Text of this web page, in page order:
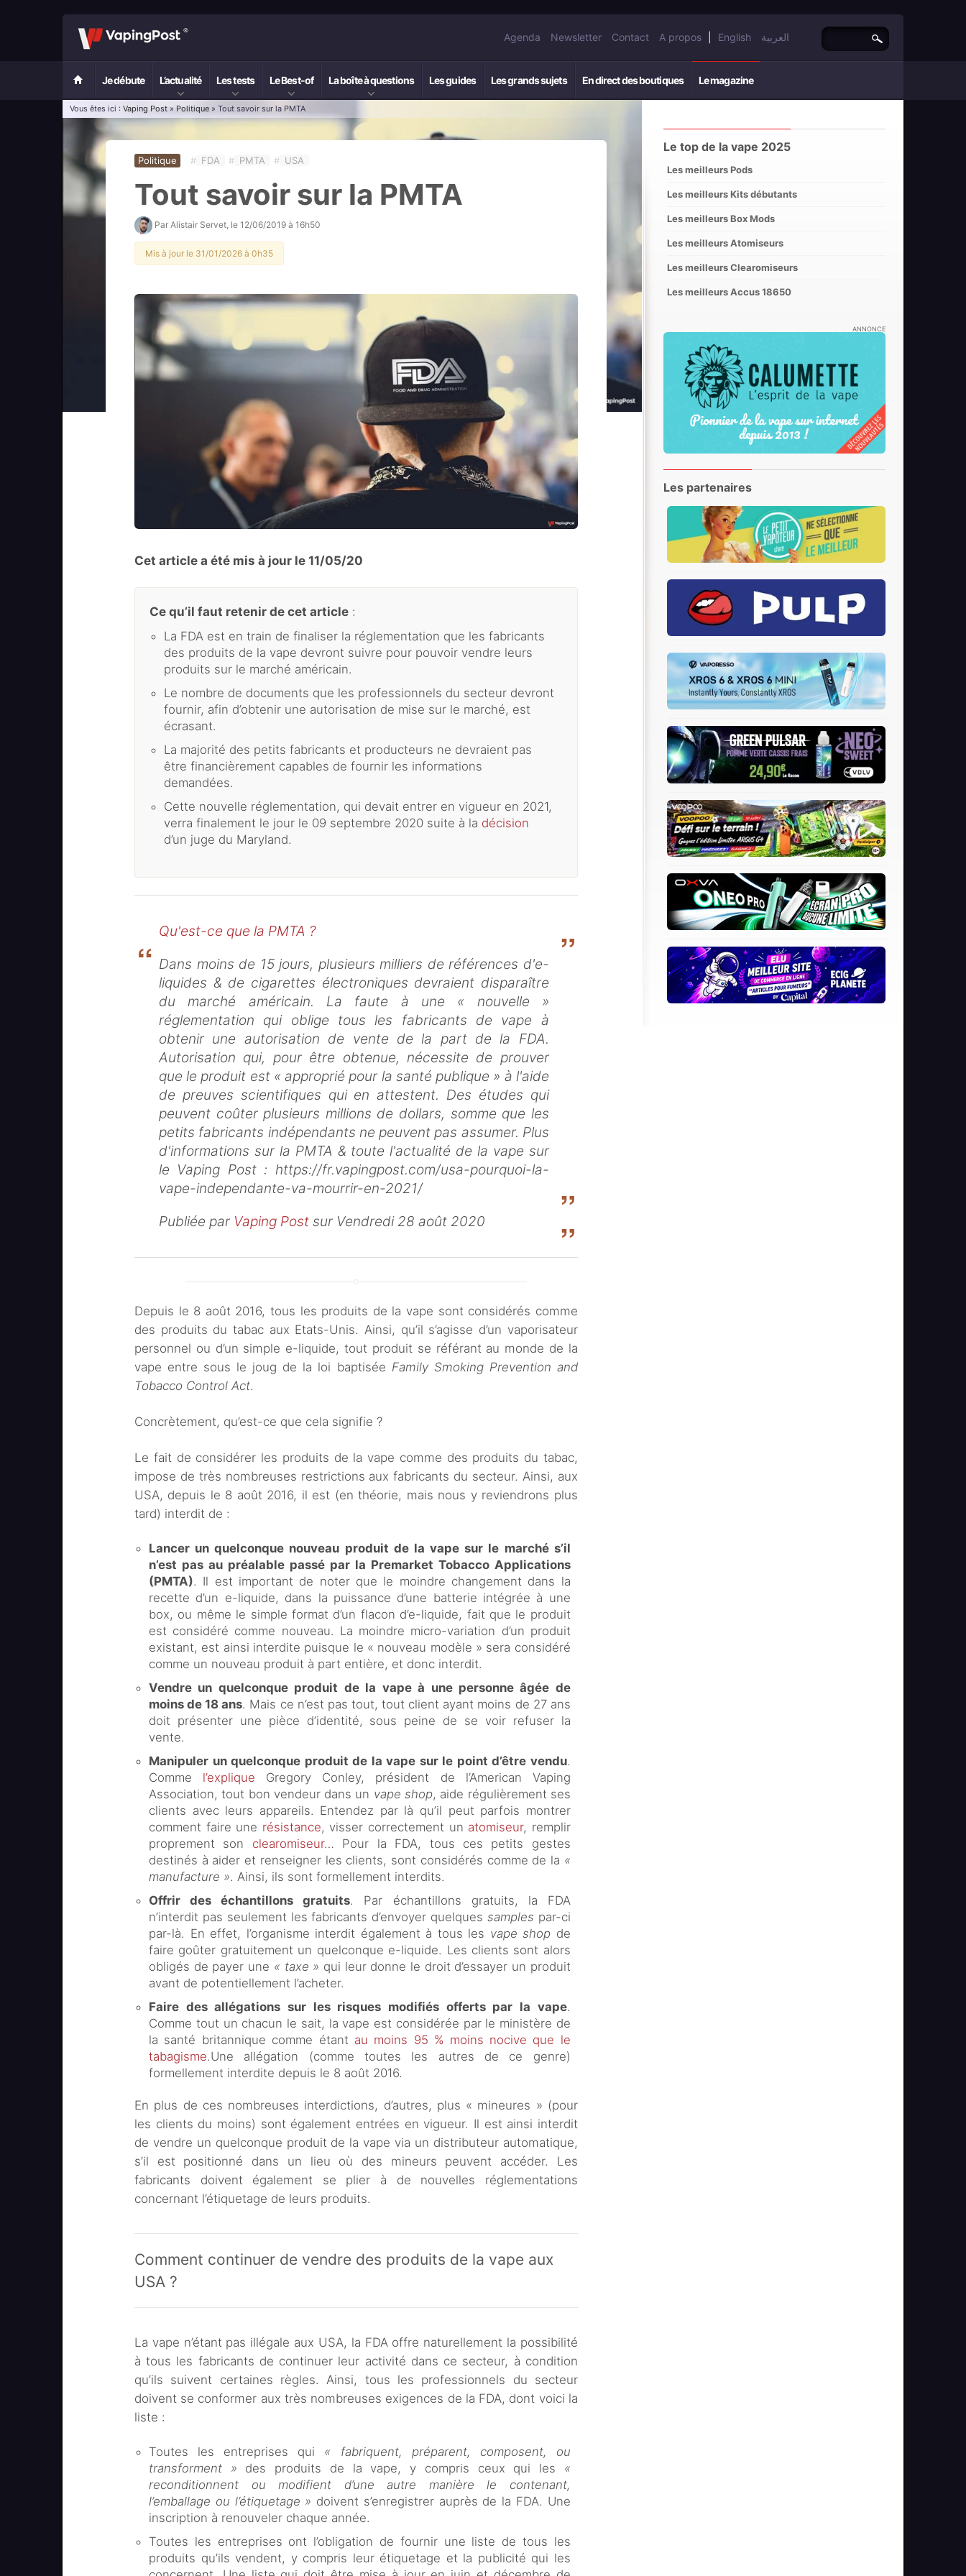
Agenda Newsletter Contact A propos English العربية
Je débute L’actualité Les tests Le Best-of La boîte à questions Les guides Les grands sujets En direct des boutiques Le magazine
Vous êtes ici : Vaping Post » Politique » Tout savoir sur la PMTA
Politique # FDA # PMTA # USA
Tout savoir sur la PMTA
Par Alistair Servet , le 12/06/2019 à 16h50
Mis à jour le 31/01/2026 à 0h35
Cet article a été mis à jour le 11/05/20
Ce qu’il faut retenir de cet article :
La FDA est en train de finaliser la réglementation que les fabricants
des produits de la vape devront suivre pour pouvoir vendre leurs
produits sur le marché américain.
Le nombre de documents que les professionnels du secteur devront
fournir, afin d’obtenir une autorisation de mise sur le marché, est
écrasant.
La majorité des petits fabricants et producteurs ne devraient pas
être financièrement capables de fournir les informations
demandées.
Cette nouvelle réglementation, qui devait entrer en vigueur en 2021,
verra finalement le jour le 09 septembre 2020 suite à la décision
d’un juge du Maryland.
Qu'est-ce que la PMTA ?
Dans moins de 15 jours, plusieurs milliers de références d'e-
liquides & de cigarettes électroniques devraient disparaître
du marché américain. La faute à une « nouvelle »
réglementation qui oblige tous les fabricants de vape à
obtenir une autorisation de vente de la part de la FDA.
Autorisation qui, pour être obtenue, nécessite de prouver
que le produit est « approprié pour la santé publique » à l'aide
de preuves scientifiques qui en attestent. Des études qui
peuvent coûter plusieurs millions de dollars, somme que les
petits fabricants indépendants ne peuvent pas assumer. Plus
d'informations sur la PMTA & toute l'actualité de la vape sur
le Vaping Post : https://fr.vapingpost.com/usa-pourquoi-la-
vape-independante-va-mourrir-en-2021/
Publiée par Vaping Post sur Vendredi 28 août 2020
Depuis le 8 août 2016, tous les produits de la vape sont considérés comme
des produits du tabac aux Etats-Unis. Ainsi, qu’il s’agisse d’un vaporisateur
personnel ou d’un simple e-liquide, tout produit se référant au monde de la
vape entre sous le joug de la loi baptisée Family Smoking Prevention and
Tobacco Control Act.
Concrètement, qu’est-ce que cela signifie ?
Le fait de considérer les produits de la vape comme des produits du tabac,
impose de très nombreuses restrictions aux fabricants du secteur. Ainsi, aux
USA, depuis le 8 août 2016, il est (en théorie, mais nous y reviendrons plus
tard) interdit de :
Lancer un quelconque nouveau produit de la vape sur le marché s’il
n’est pas au préalable passé par la Premarket Tobacco Applications
(PMTA). Il est important de noter que le moindre changement dans la
recette d’un e-liquide, dans la puissance d’une batterie intégrée à une
box, ou même le simple format d’un flacon d’e-liquide, fait que le produit
est considéré comme nouveau. La moindre micro-variation d’un produit
existant, est ainsi interdite puisque le « nouveau modèle » sera considéré
comme un nouveau produit à part entière, et donc interdit.
Vendre un quelconque produit de la vape à une personne âgée de
moins de 18 ans. Mais ce n’est pas tout, tout client ayant moins de 27 ans
doit présenter une pièce d’identité, sous peine de se voir refuser la
vente.
Manipuler un quelconque produit de la vape sur le point d’être vendu.
Comme l’explique Gregory Conley, président de l’American Vaping
Association, tout bon vendeur dans un vape shop, aide régulièrement ses
clients avec leurs appareils. Entendez par là qu’il peut parfois montrer
comment faire une résistance, visser correctement un atomiseur, remplir
proprement son clearomiseur… Pour la FDA, tous ces petits gestes
destinés à aider et renseigner les clients, sont considérés comme de la «
manufacture ». Ainsi, ils sont formellement interdits.
Offrir des échantillons gratuits. Par échantillons gratuits, la FDA
n’interdit pas seulement les fabricants d’envoyer quelques samples par-ci
par-là. En effet, l’organisme interdit également à tous les vape shop de
faire goûter gratuitement un quelconque e-liquide. Les clients sont alors
obligés de payer une « taxe » qui leur donne le droit d’essayer un produit
avant de potentiellement l’acheter.
Faire des allégations sur les risques modifiés offerts par la vape.
Comme tout un chacun le sait, la vape est considérée par le ministère de
la santé britannique comme étant au moins 95 % moins nocive que le
tabagisme.Une allégation (comme toutes les autres de ce genre)
formellement interdite depuis le 8 août 2016.
En plus de ces nombreuses interdictions, d’autres, plus « mineures » (pour
les clients du moins) sont également entrées en vigueur. Il est ainsi interdit
de vendre un quelconque produit de la vape via un distributeur automatique,
s’il est positionné dans un lieu où des mineurs peuvent accéder. Les
fabricants doivent également se plier à de nouvelles réglementations
concernant l’étiquetage de leurs produits.
Comment continuer de vendre des produits de la vape aux
USA ?
La vape n’étant pas illégale aux USA, la FDA offre naturellement la possibilité
à tous les fabricants de continuer leur activité dans ce secteur, à condition
qu’ils suivent certaines règles. Ainsi, tous les professionnels du secteur
doivent se conformer aux très nombreuses exigences de la FDA, dont voici la
liste :
Toutes les entreprises qui « fabriquent, préparent, composent, ou
transforment » des produits de la vape, y compris ceux qui les «
reconditionnent ou modifient d’une autre manière le contenant,
l’emballage ou l’étiquetage » doivent s’enregistrer auprès de la FDA. Une
inscription à renouveler chaque année.
Toutes les entreprises ont l’obligation de fournir une liste de tous les
produits qu’ils vendent, y compris leur étiquetage et la publicité qui les
Le top de la vape 2025
Les meilleurs Pods
Les meilleurs Kits débutants
Les meilleurs Box Mods
Les meilleurs Atomiseurs
Les meilleurs Clearomiseurs
Les meilleurs Accus 18650
ANNONCE
Les partenaires